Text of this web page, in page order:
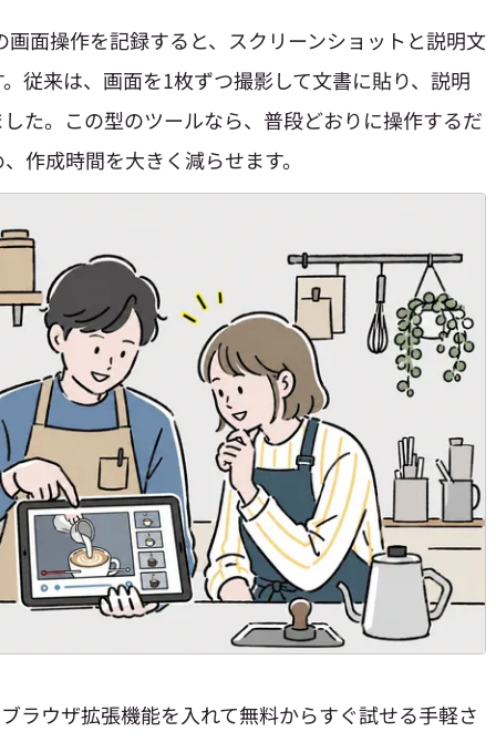
面操作を記録すると、スクリーンショットと説明文
従来は、画面を1枚ずつ撮影して文書に貼り、説明
た。この型のツールなら、普段どおりに操作するだ
作成時間を大きく減らせます。
ラウザ拡張機能を入れて無料からすぐ試せる手軽さ